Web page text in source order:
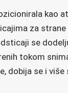
kao
za
se
tokom
dobija se i